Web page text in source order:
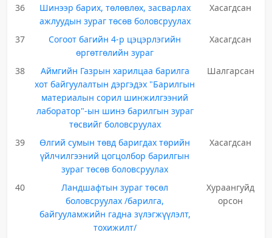
36
Шинээр барих, төлөвлөх, засварлах
ажлуудын зураг төсөв боловсруулах
Хасагдсан
37
Согоот багийн 4-р цэцэрлэгийн
өргөтгөлийн зураг
Хасагдсан
38
Аймгийн Газрын харилцаа барилга
хот байгуулалтын дэргэдэх "Барилгын
материалын сорил шинжилгээний
лаборатор"-ын шинэ барилгын зураг
төсвийг боловсруулах
Шалгарсан
39
Өлгий сумын төвд баригдах төрийн
үйлчилгээний цогцолбор барилгын
зураг төсөв боловсруулах
Хасагдсан
40
Ландшафтын зураг төсөл
боловсруулах /барилга,
байгууламжийн гадна зүлэгжүүлэлт,
тохижилт/
Хураангуйд
орсон